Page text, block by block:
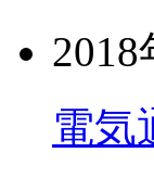
2018
電気